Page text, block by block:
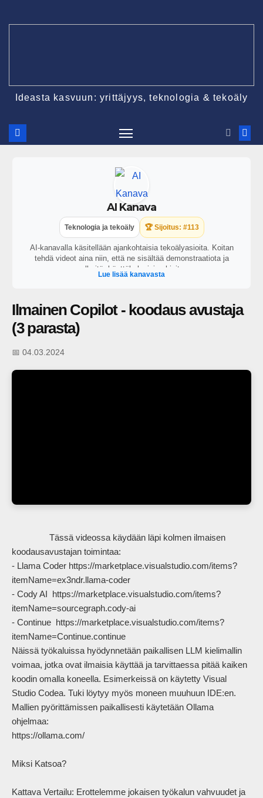
Ideasta kasvuun: yrittäjyys, teknologia & tekoäly
AI Kanava
Teknologia ja tekoäly 🏆 Sijoitus: #113
AI-kanavalla käsitellään ajankohtaisia tekoälyasioita. Koitan
tehdä videot aina niin, että ne sisältää demonstraatiota ja
selkeitä, käyttökelpoisia ohjeita.
Lue lisää kanavasta
Ilmainen Copilot - koodaus avustaja
(3 parasta)
📅 04.03.2024
koodausavustajan toimintaa:
- Llama Coder https://marketplace.visualstudio.com/items?
itemName=ex3ndr.llama-coder
- Cody AI  https://marketplace.visualstudio.com/items?
itemName=sourcegraph.cody-ai
- Continue  https://marketplace.visualstudio.com/items?
itemName=Continue.continue
Näissä työkaluissa hyödynnetään paikallisen LLM kielimallin
voimaa, jotka ovat ilmaisia käyttää ja tarvittaessa pitää kaiken
koodin omalla koneella. Esimerkeissä on käytetty Visual
Studio Codea. Tuki löytyy myös moneen muuhuun IDE:en.
Mallien pyörittämissen paikallisesti käytetään Ollama
ohjelmaa:
https://ollama.com/
Miksi Katsoa?
Kattava Vertailu: Erottelemme jokaisen työkalun vahvuudet ja